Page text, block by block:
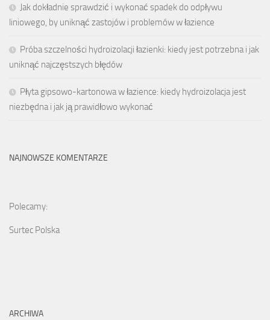
Jak dokładnie sprawdzić i wykonać spadek do odpływu
liniowego, by uniknąć zastojów i problemów w łazience
Próba szczelności hydroizolacji łazienki: kiedy jest potrzebna i jak
uniknąć najczęstszych błędów
Płyta gipsowo-kartonowa w łazience: kiedy hydroizolacja jest
niezbędna i jak ją prawidłowo wykonać
NAJNOWSZE KOMENTARZE
Polecamy:
Surtec Polska
ARCHIWA